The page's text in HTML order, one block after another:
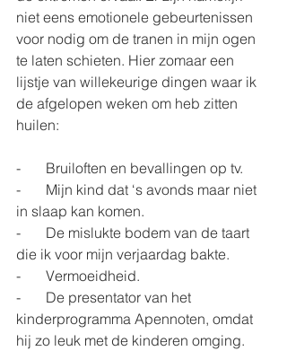
niet eens emotionele gebeurtenissen
voor nodig om de tranen in mijn ogen
te laten schieten. Hier zomaar een
lijstje van willekeurige dingen waar ik
de afgelopen weken om heb zitten
huilen:
-       Bruiloften en bevallingen op tv.
-       Mijn kind dat ‘s avonds maar niet
in slaap kan komen.
-       De mislukte bodem van de taart
die ik voor mijn verjaardag bakte.
-       Vermoeidheid.
-       De presentator van het
kinderprogramma Apennoten, omdat
hij zo leuk met de kinderen omging.